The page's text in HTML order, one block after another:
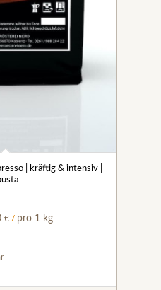
| kräftig & intensiv |
€ / pro 1 kg